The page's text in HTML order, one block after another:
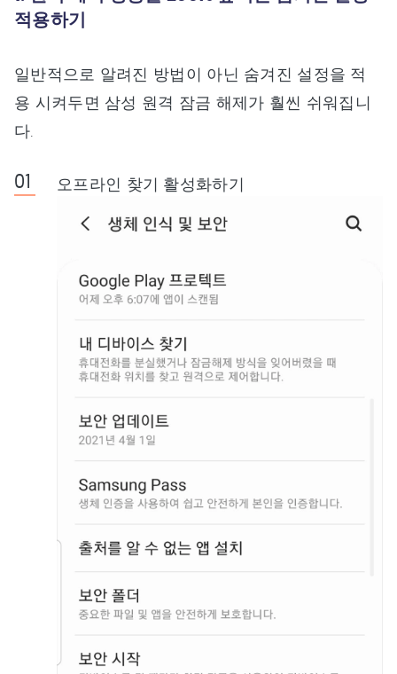
적용하기
일반적으로 알려진 방법이 아닌 숨겨진 설정을 적
용 시켜두면 삼성 원격 잠금 해제가 훨씬 쉬워집니
다.
오프라인 찾기 활성화하기